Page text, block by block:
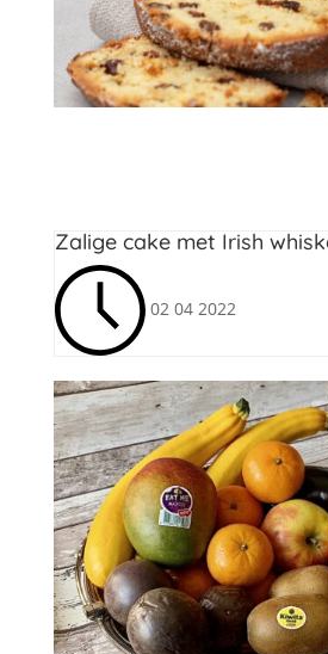
Zalige cake met Irish
02 04 2022